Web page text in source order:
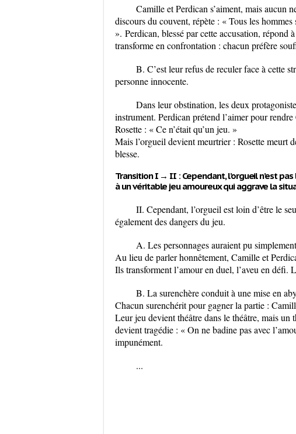
Camille et Perdican s’aiment, mais aucun
discours du couvent, répète : « Tous les
». Perdican, blessé par cette accusation, répond
transforme en confrontation : chacun préfère
B. C’est leur refus de reculer face à cette
personne innocente.
Dans leur obstination, les deux
instrument. Perdican prétend l’aimer pour
Rosette : « Ce n’était qu’un jeu. »
Mais l’orgueil devient meurtrier : Rosette meurt
blesse.
Transition I → II : Cependant, l’orgueil n’est
àun véritable jeu amoureuxqui aggrave la
II. Cependant, l’orgueil est loin d’être le
également des dangers du jeu.
A. Les personnages auraient pu
Au lieu de parler honnêtement, Camille et
Ils transforment l’amour en duel, l’aveu en défi.
B. La surenchère conduit à une mise en
Chacun surenchérit pour gagner la partie :
Leur jeu devient théâtre dans le théâtre, mais
devient tragédie : « On ne badine pas avec
impunément.
...